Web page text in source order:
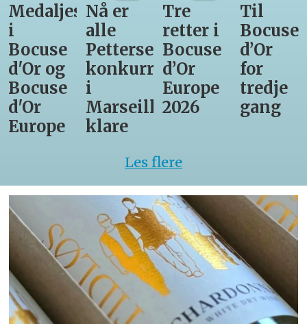
Medaljestatistikk
i
Bocuse
d'Or og
Bocuse
d'Or
Europe
Nå er
alle
Pettersens
konkurrenter
i
Marseille
klare
Tre
retter i
Bocuse
d’Or
Europe
2026
Til
Bocuse
d’Or
for
tredje
gang
Les flere